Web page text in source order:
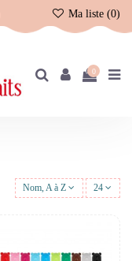
Ma liste (0)
0
Nom, A à Z 24